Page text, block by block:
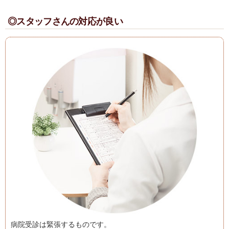
◎スタッフさんの対応が良い
病院受診は緊張するものです。